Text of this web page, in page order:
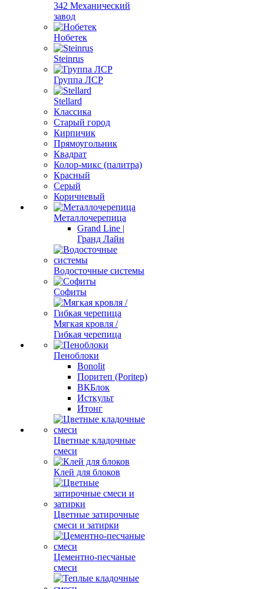
342 Механический
завод
Нобетек
Steinrus
Группа ЛСР
Stellard
Классика
Старый город
Кирпичик
Прямоугольник
Квадрат
Колор-микс (палитра)
Красный
Серый
Коричневый
Металлочерепица
Grand Line |
Гранд Лайн
Водосточные системы
Софиты
Мягкая кровля /
Гибкая черепица
Пеноблоки
Bonolit
Поритеп (Poritep)
ВКБлок
Исткульт
Итонг
Цветные кладочные
смеси
Клей для блоков
Цветные затирочные
смеси и затирки
Цементно-песчаные
смеси